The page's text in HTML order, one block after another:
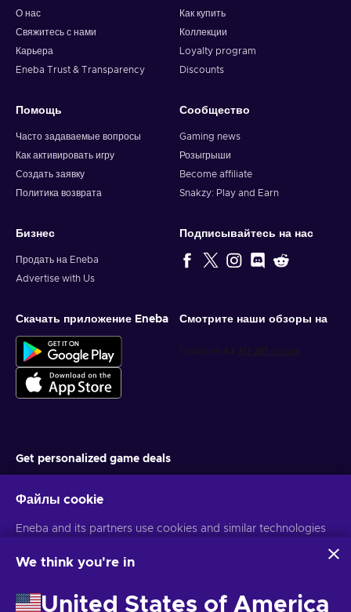
О нас
Свяжитесь с нами
Карьера
Eneba Trust & Transparency
Как купить
Коллекции
Loyalty program
Discounts
Помощь
Часто задаваемые вопросы
Как активировать игру
Создать заявку
Политика возврата
Сообщество
Gaming news
Розыгрыши
Become affiliate
Snakzy: Play and Earn
Бизнес
Продать на Eneba
Advertise with Us
Подписывайтесь на нас
Скачать приложение Eneba Смотрите наши обзоры на
Get personalized game deals
information
Файлы cookie
Eneba and its partners use cookies and similar technologies
website. We use this information to enhance content,
may also be used for ads personalization.
By clicking 'Accept all', you consent to the use of these
We think you're in
United States of America